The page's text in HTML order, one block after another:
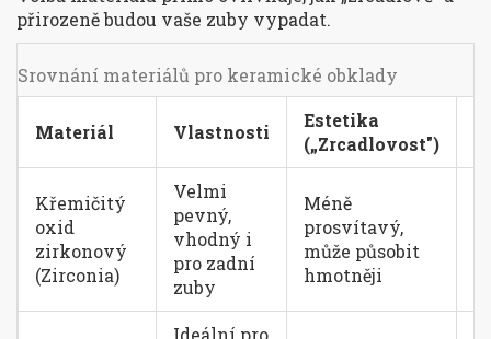
přirozeně budou vaše zuby vypadat.
Srovnání materiálů pro keramické obklady
Materiál Vlastnosti
Estetika
(„Zrcadlovost")
Křemičitý
oxid
zirkonový
(Zirconia)
Velmi
pevný,
vhodný i
pro zadní
zuby
Méně
prosvítavý,
může působit
hmotněji
Ideální pro